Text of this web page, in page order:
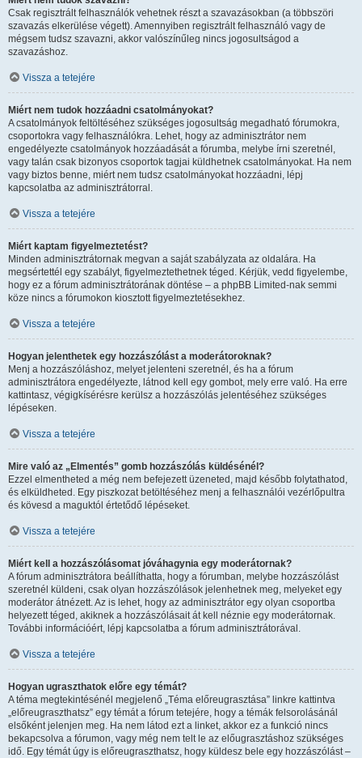
Csak regisztrált felhasználók vehetnek részt a szavazásokban (a többszöri
szavazás elkerülése végett). Amennyiben regisztrált felhasználó vagy de
mégsem tudsz szavazni, akkor valószínűleg nincs jogosultságod a
szavazáshoz.
Vissza a tetejére
Miért nem tudok hozzáadni csatolmányokat?
A csatolmányok feltöltéséhez szükséges jogosultság megadható fórumokra,
csoportokra vagy felhasználókra. Lehet, hogy az adminisztrátor nem
engedélyezte csatolmányok hozzáadását a fórumba, melybe írni szeretnél,
vagy talán csak bizonyos csoportok tagjai küldhetnek csatolmányokat. Ha nem
vagy biztos benne, miért nem tudsz csatolmányokat hozzáadni, lépj
kapcsolatba az adminisztrátorral.
Vissza a tetejére
Miért kaptam figyelmeztetést?
Minden adminisztrátornak megvan a saját szabályzata az oldalára. Ha
megsértettél egy szabályt, figyelmeztethetnek téged. Kérjük, vedd figyelembe,
hogy ez a fórum adminisztrátorának döntése – a phpBB Limited-nak semmi
köze nincs a fórumokon kiosztott figyelmeztetésekhez.
Vissza a tetejére
Hogyan jelenthetek egy hozzászólást a moderátoroknak?
Menj a hozzászóláshoz, melyet jelenteni szeretnél, és ha a fórum
adminisztrátora engedélyezte, látnod kell egy gombot, mely erre való. Ha erre
kattintasz, végigkísérésre kerülsz a hozzászólás jelentéséhez szükséges
lépéseken.
Vissza a tetejére
Mire való az „Elmentés” gomb hozzászólás küldésénél?
Ezzel elmentheted a még nem befejezett üzeneted, majd később folytathatod,
és elküldheted. Egy piszkozat betöltéséhez menj a felhasználói vezérlőpultra
és kövesd a maguktól értetődő lépéseket.
Vissza a tetejére
Miért kell a hozzászólásomat jóváhagynia egy moderátornak?
A fórum adminisztrátora beállíthatta, hogy a fórumban, melybe hozzászólást
szeretnél küldeni, csak olyan hozzászólások jelenhetnek meg, melyeket egy
moderátor átnézett. Az is lehet, hogy az adminisztrátor egy olyan csoportba
helyezett téged, akiknek a hozzászólásait át kell néznie egy moderátornak.
További információért, lépj kapcsolatba a fórum adminisztrátorával.
Vissza a tetejére
Hogyan ugraszthatok előre egy témát?
A téma megtekintésénél megjelenő „Téma előreugrasztása” linkre kattintva
„előreugraszthatsz” egy témát a fórum tetejére, hogy a témák felsorolásánál
elsőként jelenjen meg. Ha nem látod ezt a linket, akkor ez a funkció nincs
bekapcsolva a fórumon, vagy még nem telt le az előugrasztáshoz szükséges
idő. Egy témát úgy is előreugraszthatsz, hogy küldesz bele egy hozzászólást –